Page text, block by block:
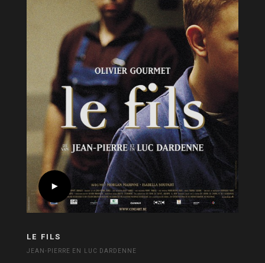
LE FILS
JEAN-PIERRE EN LUC DARDENNE